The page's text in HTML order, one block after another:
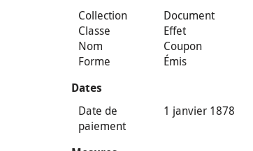
Collection
Document
Classe
Effet
Nom
Coupon
Forme
Émis
Dates
Date de
paiement
1 janvier 1878